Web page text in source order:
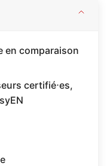
en comparaison
certifié⋅es,